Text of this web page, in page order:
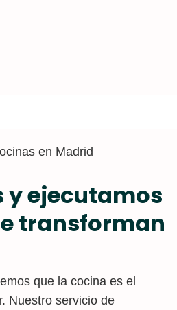
en Madrid
y ejecutamos
transforman
que la cocina es el
Nuestro servicio de